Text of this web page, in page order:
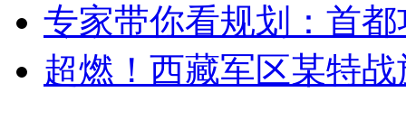
专家带你看规划：首
超燃！西藏军区某特